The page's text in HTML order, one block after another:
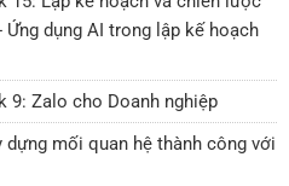
dụng AI trong lập kế hoạch
9: Zalo cho Doanh nghiệp
dựng mối quan hệ thành công với